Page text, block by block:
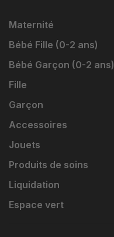
Maternité
Bébé Fille (0-2 ans)
Bébé Garçon (0-2 ans)
Fille
Garçon
Accessoires
Jouets
Produits de soins
Liquidation
Espace vert